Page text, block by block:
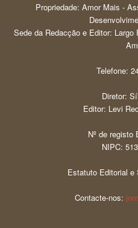
Propriedade: Amor Mais -
Sede da Redacção e Editor:
Telefone:
Diretor:
Editor: Levi
Nº de registo
NIPC:
Estatuto Editorial e
Contacte-nos: